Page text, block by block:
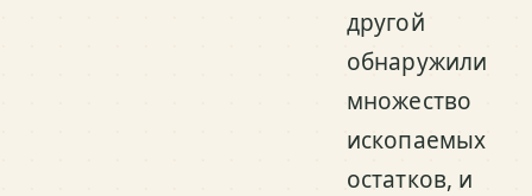
другой
обнаружили
множество
ископаемых
остатков, и